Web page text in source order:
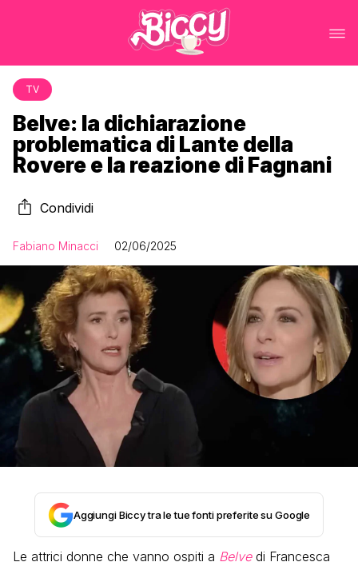
TV
Belve: la dichiarazione
problematica di Lante della
Rovere e la reazione di Fagnani
Condividi
Fabiano Minacci 02/06/2025
Aggiungi Biccy tra le tue fonti preferite su Google
Le attrici donne che vanno ospiti a Belvedi Francesca